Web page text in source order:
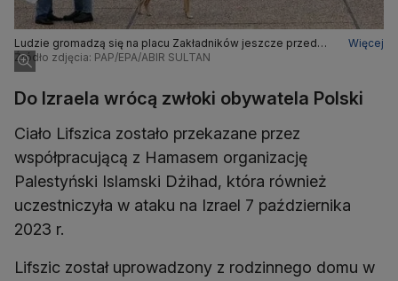
Ludzie gromadzą się na placu Zakładników jeszcze przed
przekazaniem ciał czterech izraelskich zakładników
przetrzymywanych w Strefie Gazy w Tel Awiwie, Izrael
Więcej
Źródło zdjęcia: PAP/EPA/ABIR SULTAN
Do Izraela wrócą zwłoki obywatela Polski
Ciało Lifszica zostało przekazane przez
współpracującą z Hamasem organizację
Palestyński Islamski Dżihad, która również
uczestniczyła w ataku na Izrael 7 października
2023 r.
Lifszic został uprowadzony z rodzinnego domu w